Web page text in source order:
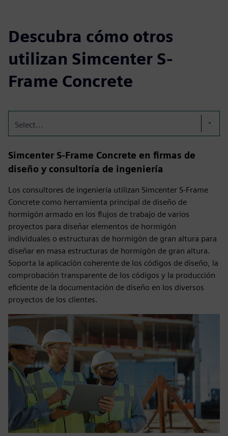
Descubra cómo otros
utilizan Simcenter S-
Frame Concrete
Select...
Simcenter S-Frame Concrete en firmas de
diseño y consultoría de ingeniería
Los consultores de ingeniería utilizan Simcenter S-Frame
Concrete como herramienta principal de diseño de
hormigón armado en los flujos de trabajo de varios
proyectos para diseñar elementos de hormigón
individuales o estructuras de hormigón de gran altura para
diseñar en masa estructuras de hormigón de gran altura.
Soporta la aplicación coherente de los códigos de diseño, la
comprobación transparente de los códigos y la producción
eficiente de la documentación de diseño en los diversos
proyectos de los clientes.